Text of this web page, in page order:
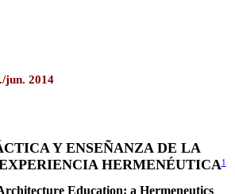
jun. 2014
Y ENSEÑANZA DE LA
HERMENÉUTICA1
Education: a Hermeneutics